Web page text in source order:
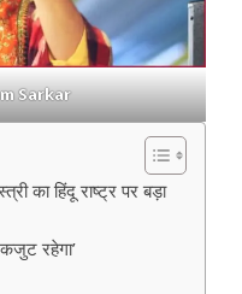
Sarkar
का हिंदू राष्ट्र पर बड़ा
रहेगा’